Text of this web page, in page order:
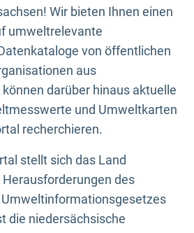
Wir bieten Ihnen einen
umweltrelevante
von öffentlichen
aus
darüber hinaus aktuelle
und Umweltkarten
recherchieren.
stellt sich das Land
des
die niedersächsische